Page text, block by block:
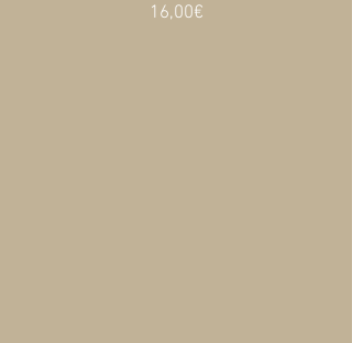
16,00€Prix